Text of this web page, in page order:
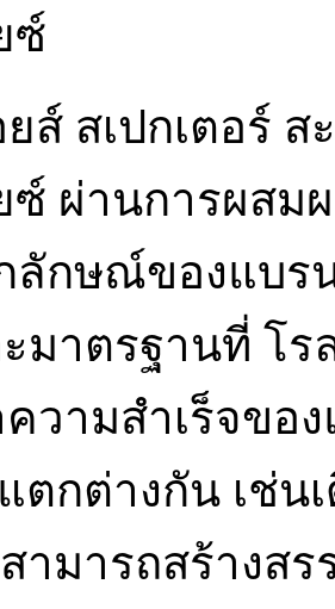
ซ์
ยส์ สเปกเตอร์
ซ์ ผ่านการผสม
ลักษณ์ของแบร
มาตรฐานที่ โร
ความสำเร็จข
ตกต่างกัน เช่น
ามารถสร้างส